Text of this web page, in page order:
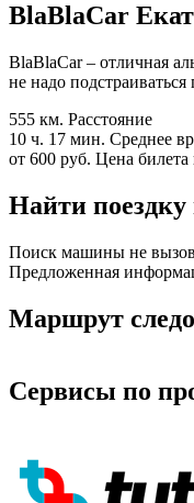
BlaBlaCar
BlaBlaCar – отличная
не надо
555 км. Расстояние
10 ч. 17 мин. Среднее
от 600 руб. Цена билета
Найти
Поиск машины не
Предложенная
Маршрут
Сервисы по